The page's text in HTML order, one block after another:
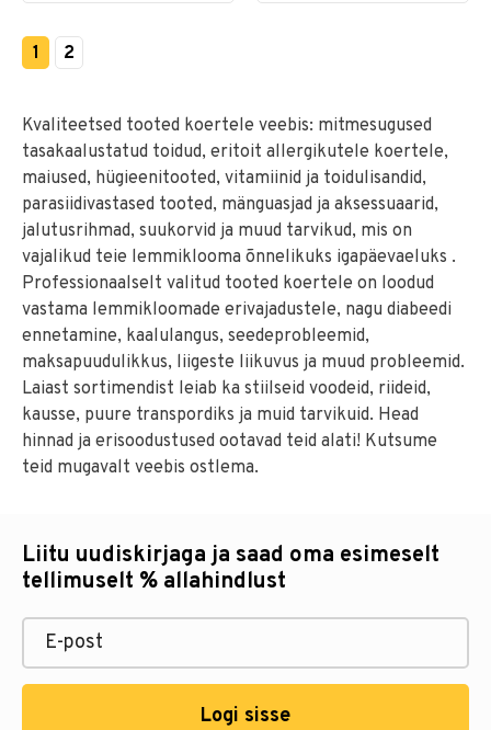
1 2
Kvaliteetsed tooted koertele veebis: mitmesugused
tasakaalustatud toidud, eritoit allergikutele koertele,
maiused, hügieenitooted, vitamiinid ja toidulisandid,
parasiidivastased tooted, mänguasjad ja aksessuaarid,
jalutusrihmad, suukorvid ja muud tarvikud, mis on
vajalikud teie lemmiklooma õnnelikuks igapäevaeluks .
Professionaalselt valitud tooted koertele on loodud
vastama lemmikloomade erivajadustele, nagu diabeedi
ennetamine, kaalulangus, seedeprobleemid,
maksapuudulikkus, liigeste liikuvus ja muud probleemid.
Laiast sortimendist leiab ka stiilseid voodeid, riideid,
kausse, puure transpordiks ja muid tarvikuid. Head
hinnad ja erisoodustused ootavad teid alati! Kutsume
teid mugavalt veebis ostlema.
Liitu uudiskirjaga ja saad oma esimeselt
tellimuselt % allahindlust
Logi sisse